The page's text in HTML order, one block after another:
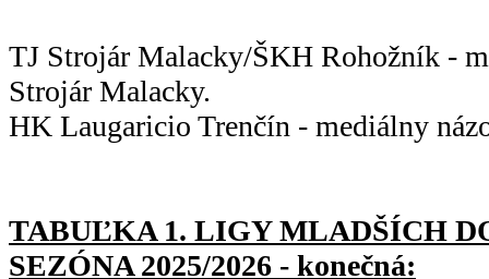
TJ Strojár Malacky/ŠKH Rohožník -
Strojár Malacky.
HK Laugaricio Trenčín - mediálny
TABUĽKA 1. LIGY MLADŠÍCH
SEZÓNA 2025/2026 - konečná: